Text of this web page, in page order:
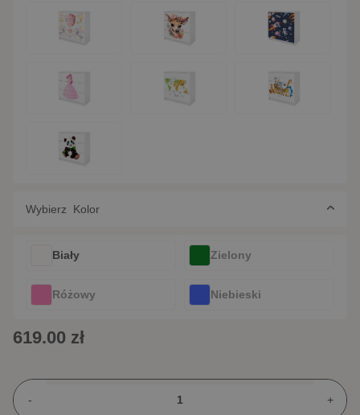
Wybierz Kolor
Biały Zielony
Różowy Niebieski
619.00 zł
- +